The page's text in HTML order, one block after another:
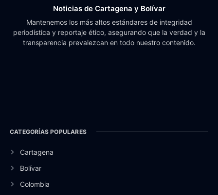
Noticias de Cartagena y Bolívar
Mantenemos los más altos estándares de integridad
periodística y reportaje ético, asegurando que la verdad y la
transparencia prevalezcan en todo nuestro contenido.
CATEGORÍAS POPULARES
Cartagena
Bolívar
Colombia